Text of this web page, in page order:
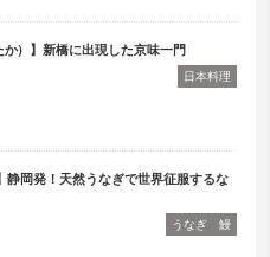
か）】新橋に出現した京味一門
日本料理
静岡発！天然うなぎで世界征服するな
うなぎ 鰻